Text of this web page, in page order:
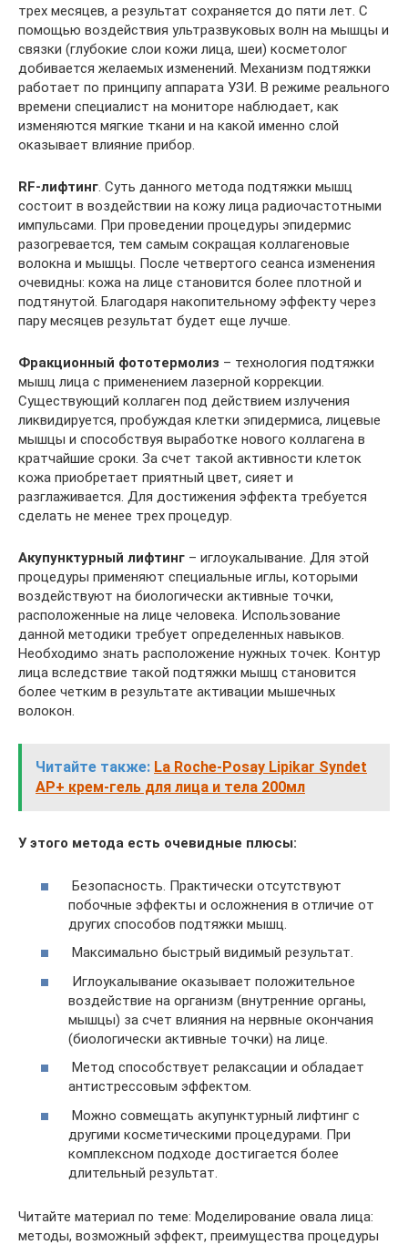
трех месяцев, а результат сохраняется до пяти лет. С
помощью воздействия ультразвуковых волн на мышцы и
связки (глубокие слои кожи лица, шеи) косметолог
добивается желаемых изменений. Механизм подтяжки
работает по принципу аппарата УЗИ. В режиме реального
времени специалист на мониторе наблюдает, как
изменяются мягкие ткани и на какой именно слой
оказывает влияние прибор.
RF-лифтинг. Суть данного метода подтяжки мышц
состоит в воздействии на кожу лица радиочастотными
импульсами. При проведении процедуры эпидермис
разогревается, тем самым сокращая коллагеновые
волокна и мышцы. После четвертого сеанса изменения
очевидны: кожа на лице становится более плотной и
подтянутой. Благодаря накопительному эффекту через
пару месяцев результат будет еще лучше.
Фракционный фототермолиз – технология подтяжки
мышц лица с применением лазерной коррекции.
Существующий коллаген под действием излучения
ликвидируется, пробуждая клетки эпидермиса, лицевые
мышцы и способствуя выработке нового коллагена в
кратчайшие сроки. За счет такой активности клеток
кожа приобретает приятный цвет, сияет и
разглаживается. Для достижения эффекта требуется
сделать не менее трех процедур.
Акупунктурный лифтинг – иглоукалывание. Для этой
процедуры применяют специальные иглы, которыми
воздействуют на биологически активные точки,
расположенные на лице человека. Использование
данной методики требует определенных навыков.
Необходимо знать расположение нужных точек. Контур
лица вследствие такой подтяжки мышц становится
более четким в результате активации мышечных
волокон.
Читайте также: La Roche-Posay Lipikar Syndet
AP+ крем-гель для лица и тела 200мл
У этого метода есть очевидные плюсы:
Безопасность. Практически отсутствуют
побочные эффекты и осложнения в отличие от
других способов подтяжки мышц.
Максимально быстрый видимый результат.
Иглоукалывание оказывает положительное
воздействие на организм (внутренние органы,
мышцы) за счет влияния на нервные окончания
(биологически активные точки) на лице.
Метод способствует релаксации и обладает
антистрессовым эффектом.
Можно совмещать акупунктурный лифтинг с
другими косметическими процедурами. При
комплексном подходе достигается более
длительный результат.
Читайте материал по теме: Моделирование овала лица:
методы, возможный эффект, преимущества процедуры